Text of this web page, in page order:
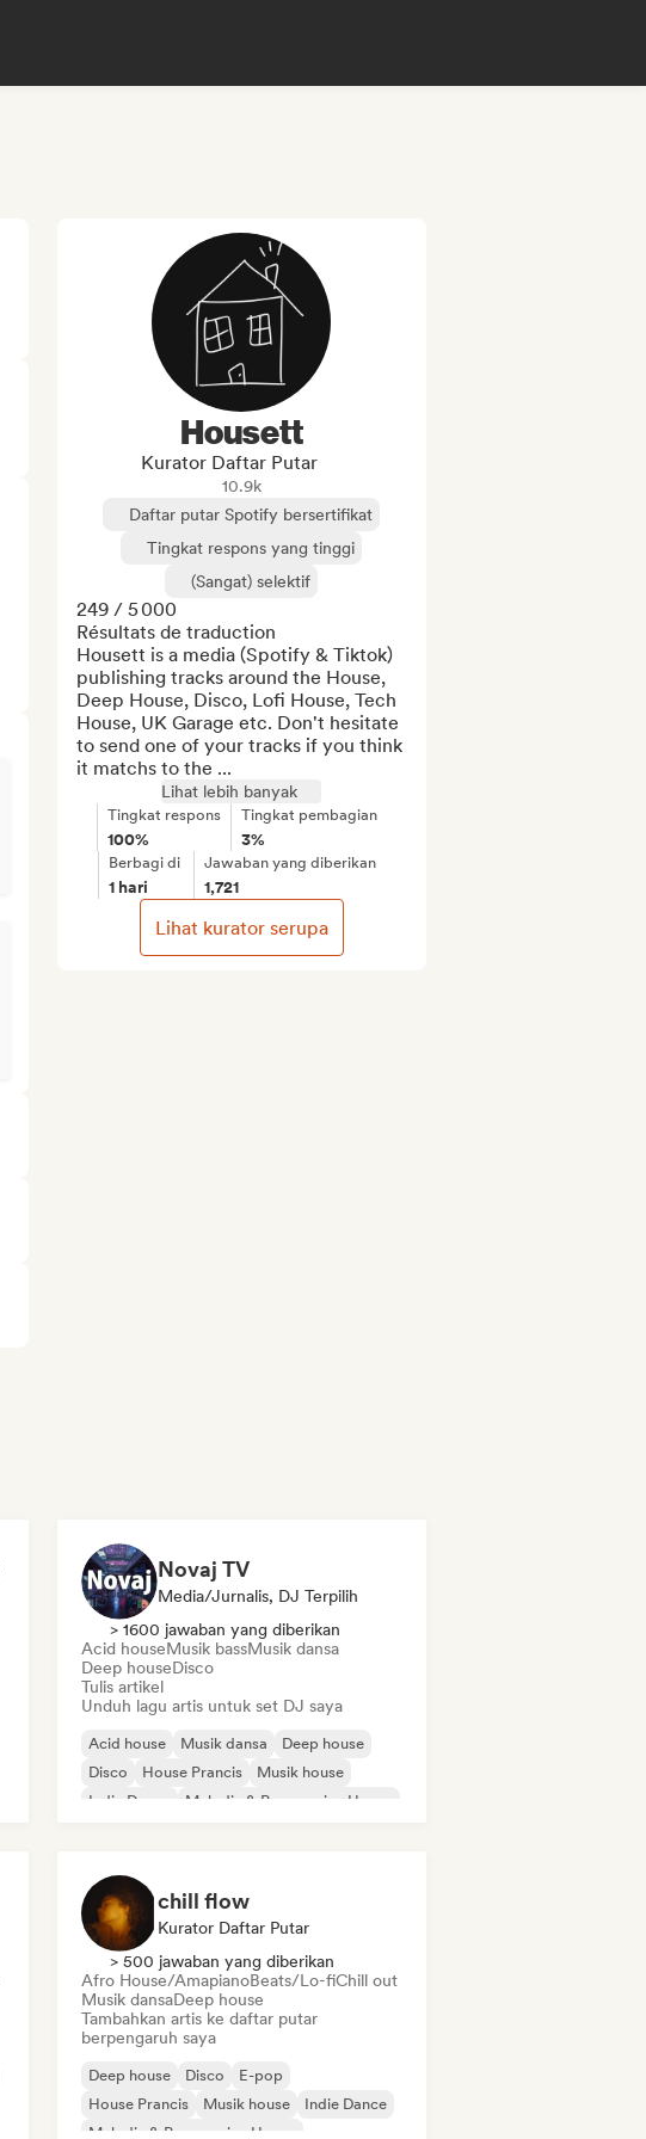
Housett
Kurator Daftar Putar
10.9k
Daftar putar Spotify bersertifikat
Tingkat respons yang tinggi
(Sangat) selektif
249 / 5 000
Résultats de traduction
Housett is a media (Spotify & Tiktok)
publishing tracks around the House,
Deep House, Disco, Lofi House, Tech
House, UK Garage etc. Don't hesitate
to send one of your tracks if you think
it matchs to the ...
Lihat lebih banyak
Tingkat respons
100%
Tingkat pembagian
3%
Berbagi di
1 hari
Jawaban yang diberikan
1,721
Lihat kurator serupa
Novaj TV
Media/Jurnalis, DJ Terpilih
> 1600 jawaban yang diberikan
Acid houseMusik bassMusik dansa
Deep houseDisco
Tulis artikel
Unduh lagu artis untuk set DJ saya
Acid house Musik dansa
Deep house
Disco
House Prancis
Musik house
Indie Dance
Melodic & Progressive House
chill flow
Kurator Daftar Putar
> 500 jawaban yang diberikan
Afro House/AmapianoBeats/Lo-fiChill out
Musik dansaDeep house
Tambahkan artis ke daftar putar
berpengaruh saya
Deep house Disco
E-pop
House Prancis
Musik house
Indie Dance
Melodic & Progressive House